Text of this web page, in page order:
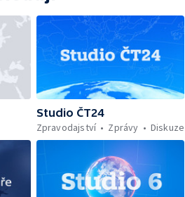
Studio ČT24
Zpravodajství
Zprávy Diskuze